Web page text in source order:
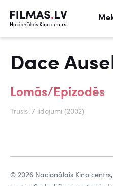
Dace
Lomās/Epizodēs
Trusis. 7 lidojumi (2002)
© 2026 Nacionālais Kino